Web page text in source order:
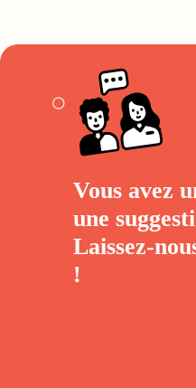
Vous avez
une
Laissez-
!